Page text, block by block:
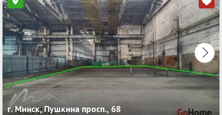
г. Минск, Пушкина просп., 68